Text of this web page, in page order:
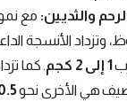
والثديين: مع نمو
وتزداد الأنسجة
1 إلى 2 كجم
. كما
هي الأخرى نحو0.5 إلى 1.5